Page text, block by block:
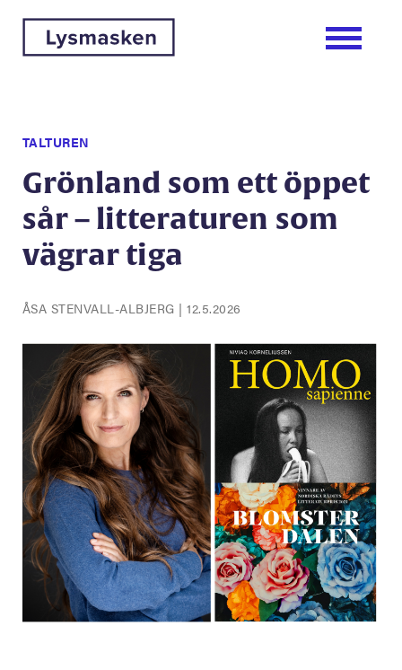
TALTUREN
Grönland som ett öppet
sår – litteraturen som
vägrar tiga
ÅSA STENVALL-ALBJERG |12.5.2026